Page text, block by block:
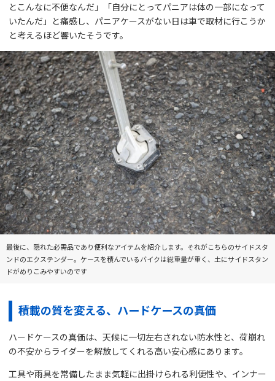
とこんなに不便なんだ」「自分にとってパニアは体の一部になって
いたんだ」と痛感し、パニアケースがない日は車で取材に行こうか
と考えるほど響いたそうです。
最後に、隠れた必需品であり便利なアイテムを紹介します。それがこちらのサイドスタ
ンドのエクステンダー。ケースを積んでいるバイクは総重量が重く、土にサイドスタン
ドがめりこみやすいのです
積載の質を変える、ハードケースの真価
ハードケースの真価は、天候に一切左右されない防水性と、荷崩れ
の不安からライダーを解放してくれる高い安心感にあります。
工具や雨具を常備したまま気軽に出掛けられる利便性や、インナー